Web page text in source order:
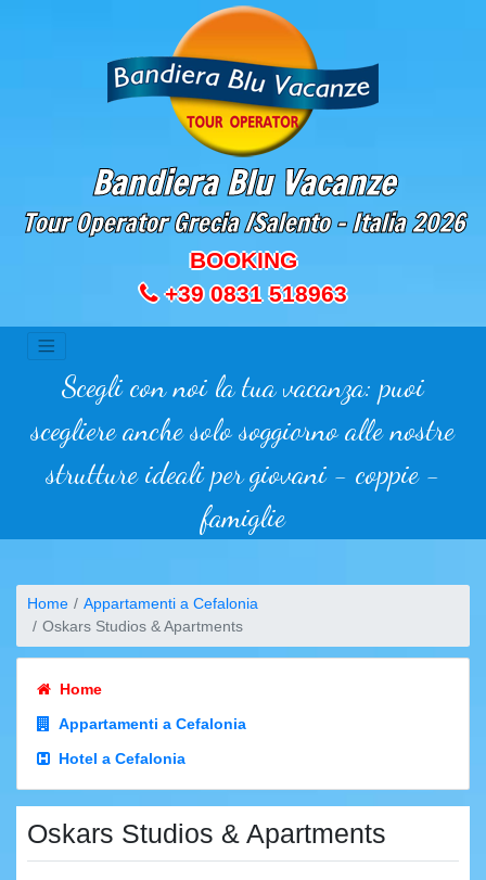
Bandiera Blu Vacanze
Tour Operator Grecia /Salento - Italia2026
BOOKING
+39 0831 518963
Scegli con noi la tua vacanza: puoi
scegliere anche solo soggiorno alle nostre
strutture ideali per giovani - coppie -
famiglie
Home
Appartamenti a Cefalonia
Oskars Studios & Apartments
Home
Appartamenti a Cefalonia
Hotel a Cefalonia
Oskars Studios & Apartments